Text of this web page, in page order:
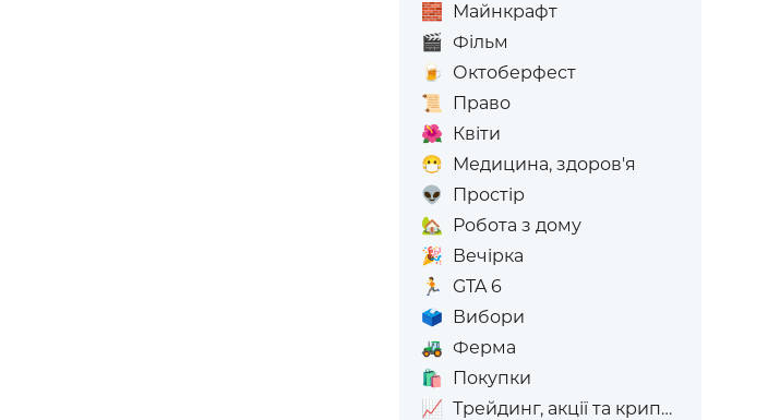
🧱 Майнкрафт
🎬 Фільм
🍺
Октоберфест
📜
Право
🌺 Квіти
😷 Медицина, здоров'я
👽
Простір
🏡
Робота з дому
🎉 Вечірка
🏃
GTA 6
🗳️ Вибори
🚜 Ферма
🛍️
Покупки
📈 Трейдинг, акції та криптовалюта